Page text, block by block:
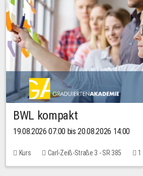
BWL kompakt
19.08.2026 07:00 bis 20.08.2026 14:00
Kurs Carl-Zeiß-Straße 3 - SR 385